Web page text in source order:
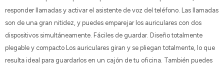
responder llamadas y activar el asistente de voz del teléfono. Las llamadas
son de una gran nitidez, y puedes emparejar los auriculares con dos
dispositivos simultáneamente. Fáciles de guardar. Diseño totalmente
plegable y compacto Los auriculares giran y se pliegan totalmente, lo que
resulta ideal para guardarlos en un cajón de tu oficina. También puedes